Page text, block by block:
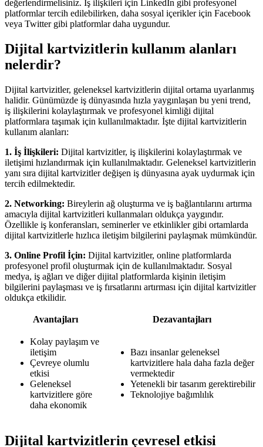
değerlendirmelisiniz. İş ilişkileri için LinkedIn gibi profesyonel
platformlar tercih edilebilirken, daha sosyal içerikler için Facebook
veya Twitter gibi platformlar daha uygundur.
Dijital kartvizitlerin kullanım alanları
nelerdir?
Dijital kartvizitler, geleneksel kartvizitlerin dijital ortama uyarlanmış
halidir. Günümüzde iş dünyasında hızla yaygınlaşan bu yeni trend,
iş ilişkilerini kolaylaştırmak ve profesyonel kimliği dijital
platformlara taşımak için kullanılmaktadır. İşte dijital kartvizitlerin
kullanım alanları:
1. İş İlişkileri: Dijital kartvizitler, iş ilişkilerini kolaylaştırmak ve
iletişimi hızlandırmak için kullanılmaktadır. Geleneksel kartvizitlerin
yanı sıra dijital kartvizitler değişen iş dünyasına ayak uydurmak için
tercih edilmektedir.
2. Networking: Bireylerin ağ oluşturma ve iş bağlantılarını artırma
amacıyla dijital kartvizitleri kullanmaları oldukça yaygındır.
Özellikle iş konferansları, seminerler ve etkinlikler gibi ortamlarda
dijital kartvizitlerle hızlıca iletişim bilgilerini paylaşmak mümkündür.
3. Online Profil İçin: Dijital kartvizitler, online platformlarda
profesyonel profil oluşturmak için de kullanılmaktadır. Sosyal
medya, iş ağları ve diğer dijital platformlarda kişinin iletişim
bilgilerini paylaşması ve iş fırsatlarını artırması için dijital kartvizitler
oldukça etkilidir.
Avantajları Dezavantajları
Kolay paylaşım ve
iletişim
Çevreye olumlu
etkisi
Geleneksel
kartvizitlere göre
daha ekonomik
Bazı insanlar geleneksel
kartvizitlere hala daha fazla değer
vermektedir
Yetenekli bir tasarım gerektirebilir
Teknolojiye bağımlılık
Dijital kartvizitlerin çevresel etkisi